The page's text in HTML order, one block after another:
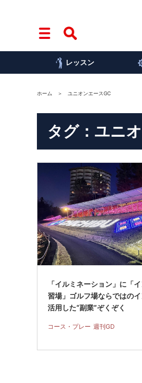
レッスン
ホーム ユニオンエースGC
タグ：ユニ
「イルミネーション」に「
習場」ゴルフ場ならではの
活用した“副業”ぞくぞく
コース・プレー 週刊GD